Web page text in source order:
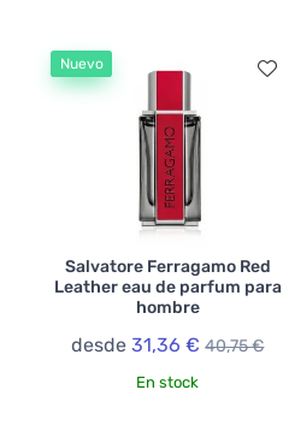
Nuevo
Salvatore Ferragamo Red
Leather eau de parfum para
hombre
desde31,36 € 40,75 €
En stock